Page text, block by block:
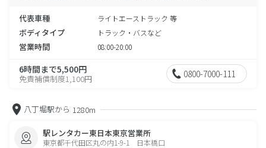
代表車種 ライトエーストラック 等
ボディタイプ トラック・バスなど
営業時間 08:00-20:00
6時間まで5,500円
免責補償制度1,100円 0800-7000-111
八丁堀駅から 1280m
駅レンタカー東日本東京営業所
東京都千代田区丸の内1-9-1 日本橋口